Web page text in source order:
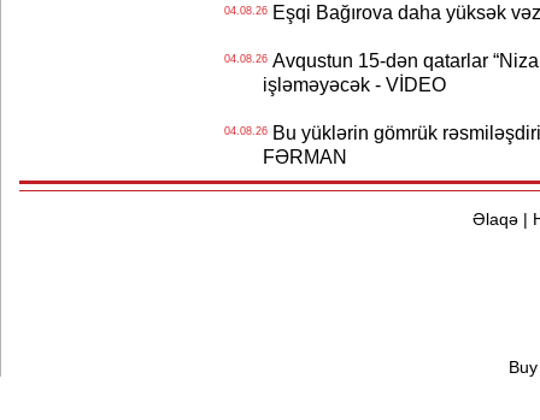
04.08.26Eşqi Bağırova daha yüksək
04.08.26Avqustun 15-dən qatarlar
işləməyəcək - VİDEO
04.08.26Bu yüklərin gömrük
FƏRMAN
Əlaqə|